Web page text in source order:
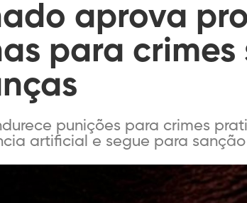
aprova
para
punições para crimes
artificial e segue para sanção